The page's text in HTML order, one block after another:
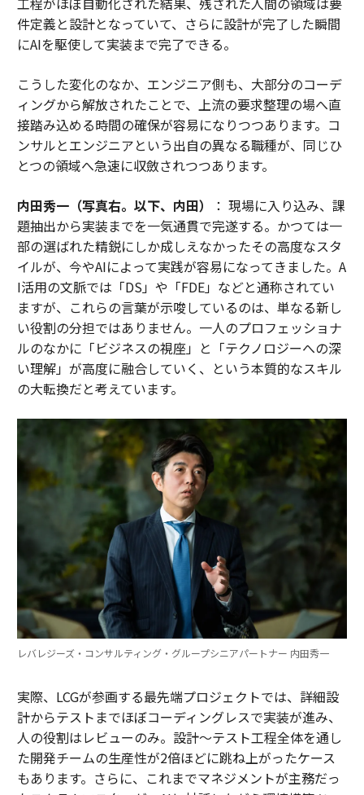
件定義と設計となっていて、さらに設計が完了した瞬間
にAIを駆使して実装まで完了できる。
こうした変化のなか、エンジニア側も、大部分のコーデ
ィングから解放されたことで、上流の要求整理の場へ直
接踏み込める時間の確保が容易になりつつあります。コ
ンサルとエンジニアという出自の異なる職種が、同じひ
とつの領域へ急速に収斂されつつあります。
内田秀一（写真右。以下、内田）
： 現場に入り込み、課
題抽出から実装までを一気通貫で完遂する。かつては一
部の選ばれた精鋭にしか成しえなかったその高度なスタ
イルが、今やAIによって実践が容易になってきました。A
I活用の文脈では「DS」や「FDE」などと通称されてい
ますが、これらの言葉が示唆しているのは、単なる新し
い役割の分担ではありません。一人のプロフェッショナ
ルのなかに「ビジネスの視座」と「テクノロジーへの深
い理解」が高度に融合していく、という本質的なスキル
の大転換だと考えています。
レバレジーズ・コンサルティング・グループシニアパートナー 内田秀一
実際、LCGが参画する最先端プロジェクトでは、詳細設
計からテストまでほぼコーディングレスで実装が進み、
人の役割はレビューのみ。設計～テスト工程全体を通し
た開発チームの生産性が2倍ほどに跳ね上がったケース
もあります。さらに、これまでマネジメントが主務だっ